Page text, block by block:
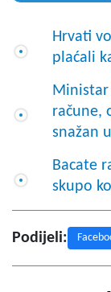
Hrvati
plaćali
račune,
snažan
Bacate
skupo
Podijeli: